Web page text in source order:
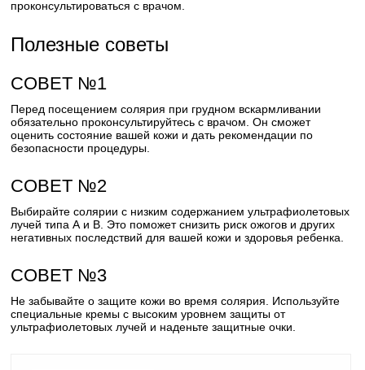
проконсультироваться с врачом.
Полезные советы
СОВЕТ №1
Перед посещением солярия при грудном вскармливании
обязательно проконсультируйтесь с врачом. Он сможет
оценить состояние вашей кожи и дать рекомендации по
безопасности процедуры.
СОВЕТ №2
Выбирайте солярии с низким содержанием ультрафиолетовых
лучей типа А и В. Это поможет снизить риск ожогов и других
негативных последствий для вашей кожи и здоровья ребенка.
СОВЕТ №3
Не забывайте о защите кожи во время солярия. Используйте
специальные кремы с высоким уровнем защиты от
ультрафиолетовых лучей и наденьте защитные очки.